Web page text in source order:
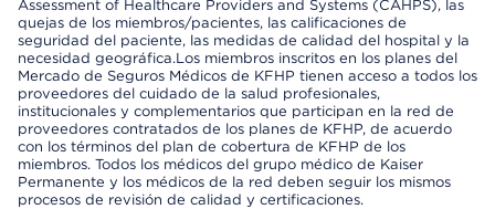
Assessment of Healthcare Providers and Systems (CAHPS), las
quejas de los miembros/pacientes, las calificaciones de
seguridad del paciente, las medidas de calidad del hospital y la
necesidad geográfica.Los miembros inscritos en los planes del
Mercado de Seguros Médicos de KFHP tienen acceso a todos los
proveedores del cuidado de la salud profesionales,
institucionales y complementarios que participan en la red de
proveedores contratados de los planes de KFHP, de acuerdo
con los términos del plan de cobertura de KFHP de los
miembros. Todos los médicos del grupo médico de Kaiser
Permanente y los médicos de la red deben seguir los mismos
procesos de revisión de calidad y certificaciones.